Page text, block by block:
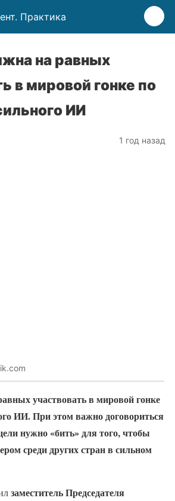
Практика
на равных
в мировой гонке по
ИИ
1 год назад
участвовать в мировой гонке
ИИ. При этом важно договориться
нужно «бить» для того, чтобы
среди других стран в сильном
заместитель Председателя